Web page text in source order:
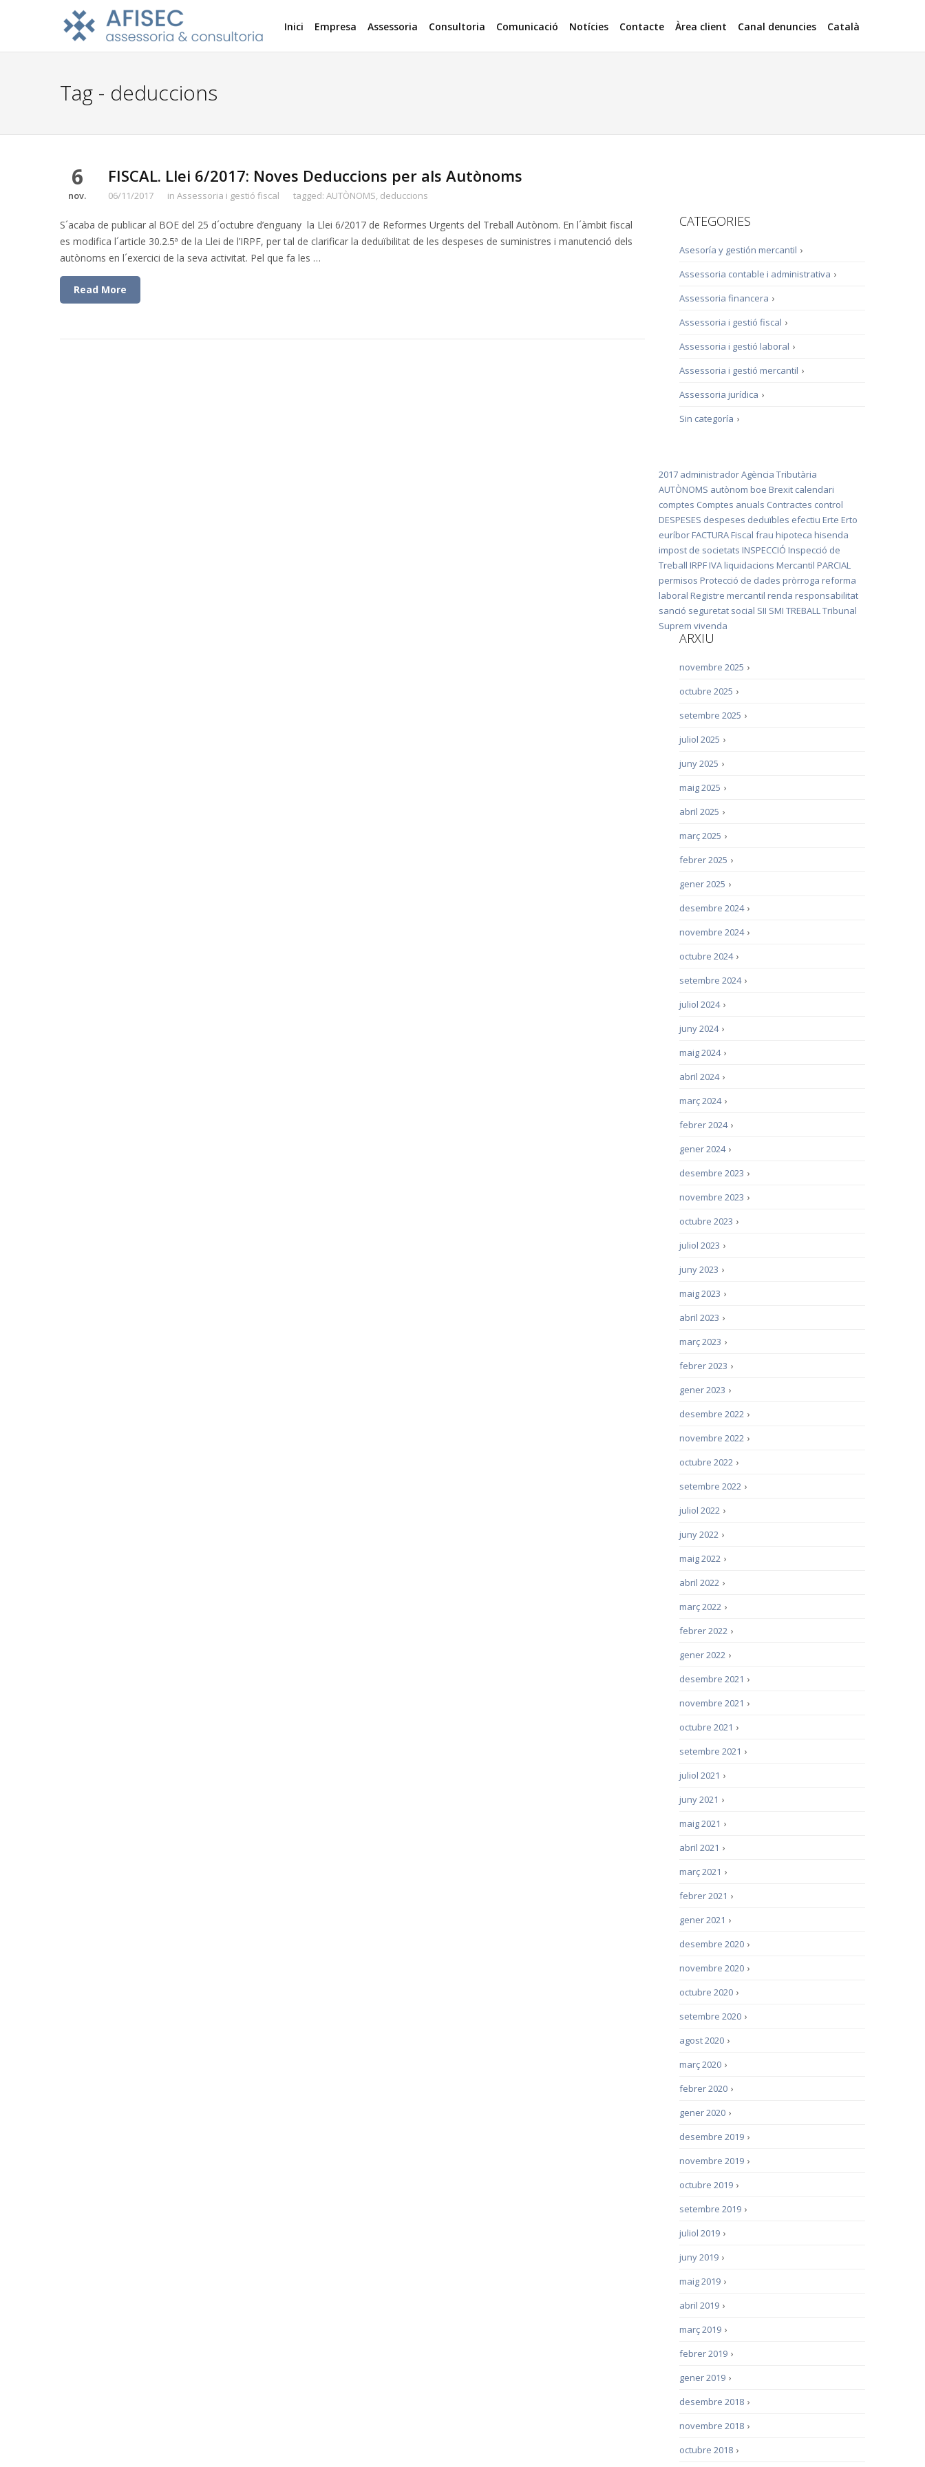
Inici Empresa Assessoria Consultoria Comunicació Notícies Contacte Àrea client Canal denuncies Català
Tag - deduccions
6
nov.
FISCAL. Llei 6/2017: Noves Deduccions per als Autònoms
06/11/2017 in Assessoria i gestió fiscal tagged: AUTÒNOMS, deduccions
S´acaba de publicar al BOE del 25 d´octubre d’enguany la Llei 6/2017 de Reformes Urgents del Treball Autònom. En l´àmbit fiscal
es modifica l´article 30.2.5ª de la Llei de l’IRPF, per tal de clarificar la deduïbilitat de les despeses de suministres i manutenció dels
autònoms en l´exercici de la seva activitat. Pel que fa les …
Read More
CATEGORIES
›
Asesoría y gestión mercantil
›
Assessoria contable i administrativa
›
Assessoria financera
›
Assessoria i gestió fiscal
›
Assessoria i gestió laboral
›
Assessoria i gestió mercantil
›
Assessoria jurídica
›
Sin categoría
2017 administradorAgència Tributària
AUTÒNOMS autònom boe Brexit calendari
comptes Comptes anuals Contractes control
DESPESES despeses deduïbles efectiu Erte Erto
euríbor FACTURA Fiscal frau hipoteca hisenda
impost de societats INSPECCIÓ Inspecció de
Treball IRPF IVA liquidacions Mercantil PARCIAL
permisos Protecció de dades pròrroga reforma
laboral Registre mercantil renda responsabilitat
sanció seguretat social SII SMI TREBALLTribunal
Suprem vivenda
ARXIU
›
novembre 2025
›
octubre 2025
›
setembre 2025
›
juliol 2025
›
juny 2025
›
maig 2025
›
abril 2025
›
març 2025
›
febrer 2025
›
gener 2025
›
desembre 2024
›
novembre 2024
›
octubre 2024
›
setembre 2024
›
juliol 2024
›
juny 2024
›
maig 2024
›
abril 2024
›
març 2024
›
febrer 2024
›
gener 2024
›
desembre 2023
›
novembre 2023
›
octubre 2023
›
juliol 2023
›
juny 2023
›
maig 2023
›
abril 2023
›
març 2023
›
febrer 2023
›
gener 2023
›
desembre 2022
›
novembre 2022
›
octubre 2022
›
setembre 2022
›
juliol 2022
›
juny 2022
›
maig 2022
›
abril 2022
›
març 2022
›
febrer 2022
›
gener 2022
›
desembre 2021
›
novembre 2021
›
octubre 2021
›
setembre 2021
›
juliol 2021
›
juny 2021
›
maig 2021
›
abril 2021
›
març 2021
›
febrer 2021
›
gener 2021
›
desembre 2020
›
novembre 2020
›
octubre 2020
›
setembre 2020
›
agost 2020
›
març 2020
›
febrer 2020
›
gener 2020
›
desembre 2019
›
novembre 2019
›
octubre 2019
›
setembre 2019
›
juliol 2019
›
juny 2019
›
maig 2019
›
abril 2019
›
març 2019
›
febrer 2019
›
gener 2019
›
desembre 2018
›
novembre 2018
›
octubre 2018